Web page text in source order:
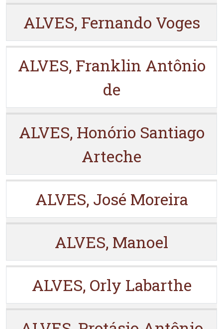
ALVES, Fernando Voges
ALVES, Franklin Antônio
de
ALVES, Honório Santiago
Arteche
ALVES, José Moreira
ALVES, Manoel
ALVES, Orly Labarthe